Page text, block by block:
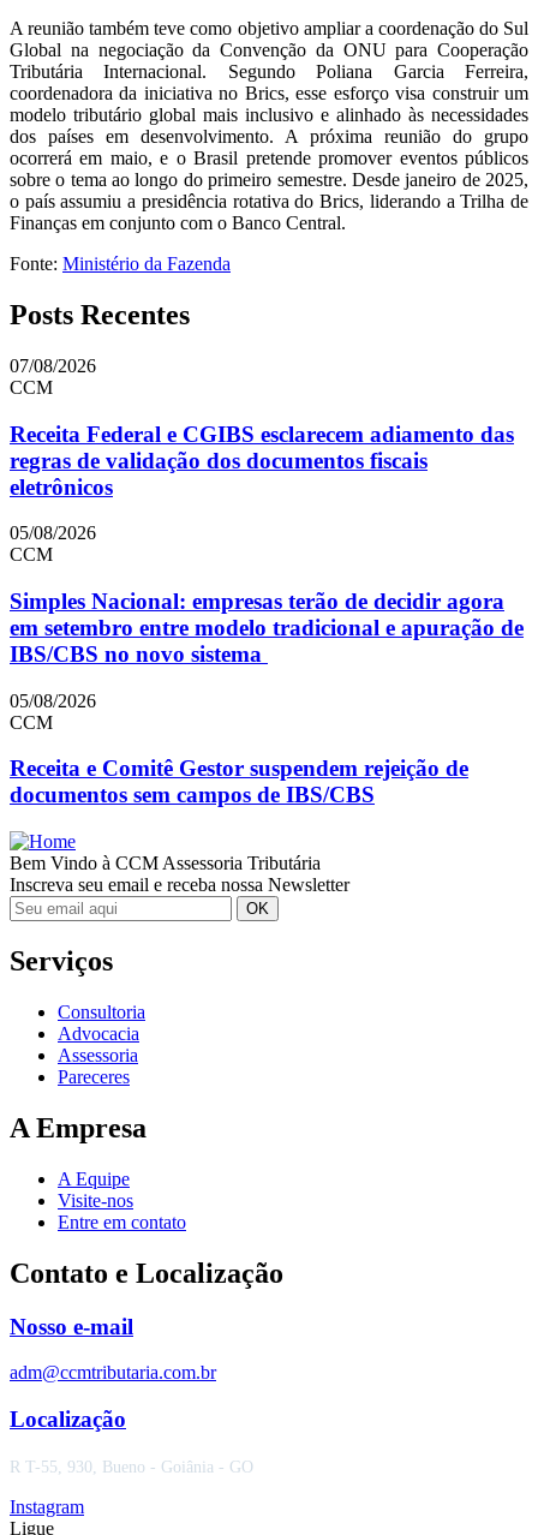
A reunião também teve como objetivo ampliar a coordenação do Sul
Global na negociação da Convenção da ONU para Cooperação
Tributária Internacional. Segundo Poliana Garcia Ferreira,
coordenadora da iniciativa no Brics, esse esforço visa construir um
modelo tributário global mais inclusivo e alinhado às necessidades
dos países em desenvolvimento. A próxima reunião do grupo
ocorrerá em maio, e o Brasil pretende promover eventos públicos
sobre o tema ao longo do primeiro semestre. Desde janeiro de 2025,
o país assumiu a presidência rotativa do Brics, liderando a Trilha de
Finanças em conjunto com o Banco Central.
Fonte: Ministério da Fazenda
Posts Recentes
07/08/2026
CCM
Receita Federal e CGIBS esclarecem adiamento das
regras de validação dos documentos fiscais
eletrônicos
05/08/2026
CCM
Simples Nacional: empresas terão de decidir agora
em setembro entre modelo tradicional e apuração de
IBS/CBS no novo sistema
05/08/2026
CCM
Receita e Comitê Gestor suspendem rejeição de
documentos sem campos de IBS/CBS
Bem Vindo à CCM Assessoria Tributária
Inscreva seu email e receba nossa Newsletter
Serviços
Consultoria
Advocacia
Assessoria
Pareceres
A Empresa
A Equipe
Visite-nos
Entre em contato
Contato e Localização
Nosso e-mail
adm@ccmtributaria.com.br
Localização
R T-55, 930, Bueno - Goiânia - GO
Instagram
Ligue